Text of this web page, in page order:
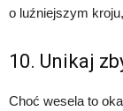
o luźniejszym
10. Unikaj
Choć wesela to